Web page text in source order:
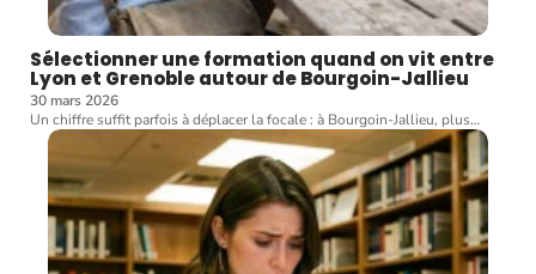
Sélectionner une formation quand on vit entre
Lyon et Grenoble autour de Bourgoin-Jallieu
30 mars 2026
Un chiffre suffit parfois à déplacer la focale : à Bourgoin-Jallieu, plus…